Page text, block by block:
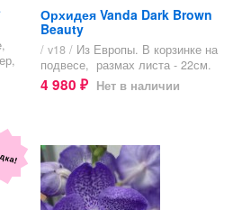
Орхидея Vanda Dark Brown
Beauty
/ v18 / Из Европы. В корзинке на
подвесе, размах листа - 22см.
4 980 ₽ Нет в наличии